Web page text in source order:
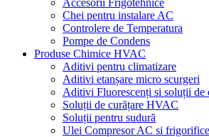
Accesorii Frigotehnice
Chei pentru instalare AC
Controlere de Temperatura
Pompe de Condens
Produse Chimice HVAC
Aditivi pentru climatizare
Aditivi etanșare micro scurgeri
Aditivi Fluorescenți si soluții de
Soluții de curățare HVAC
Soluții pentru sudură
Ulei Compresor AC si frigorifice